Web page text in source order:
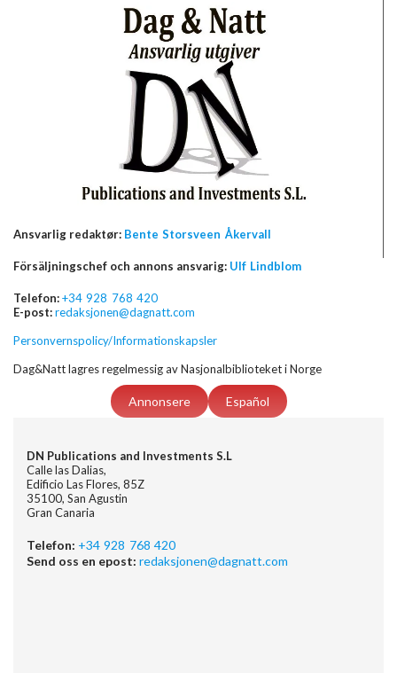
Ansvarlig redaktør: Bente Storsveen Åkervall
Försäljningschef och annons ansvarig: Ulf Lindblom
Telefon:+34 928 768 420
E-post:redaksjonen@dagnatt.com
Personvernspolicy/Informationskapsler
Dag&Natt lagres regelmessig av Nasjonalbiblioteket i Norge
Annonsere Español
DN Publications and Investments S.L
Calle las Dalias,
Edificio Las Flores, 85Z
35100, San Agustin
Gran Canaria
Telefon: +34 928 768 420
Send oss en epost: redaksjonen@dagnatt.com